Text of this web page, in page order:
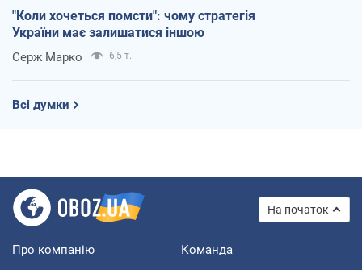
"Коли хочеться помсти": чому стратегія
України має залишатися іншою
Серж Марко 6,5 т.
Всі думки
На початок
Про компанію Команда